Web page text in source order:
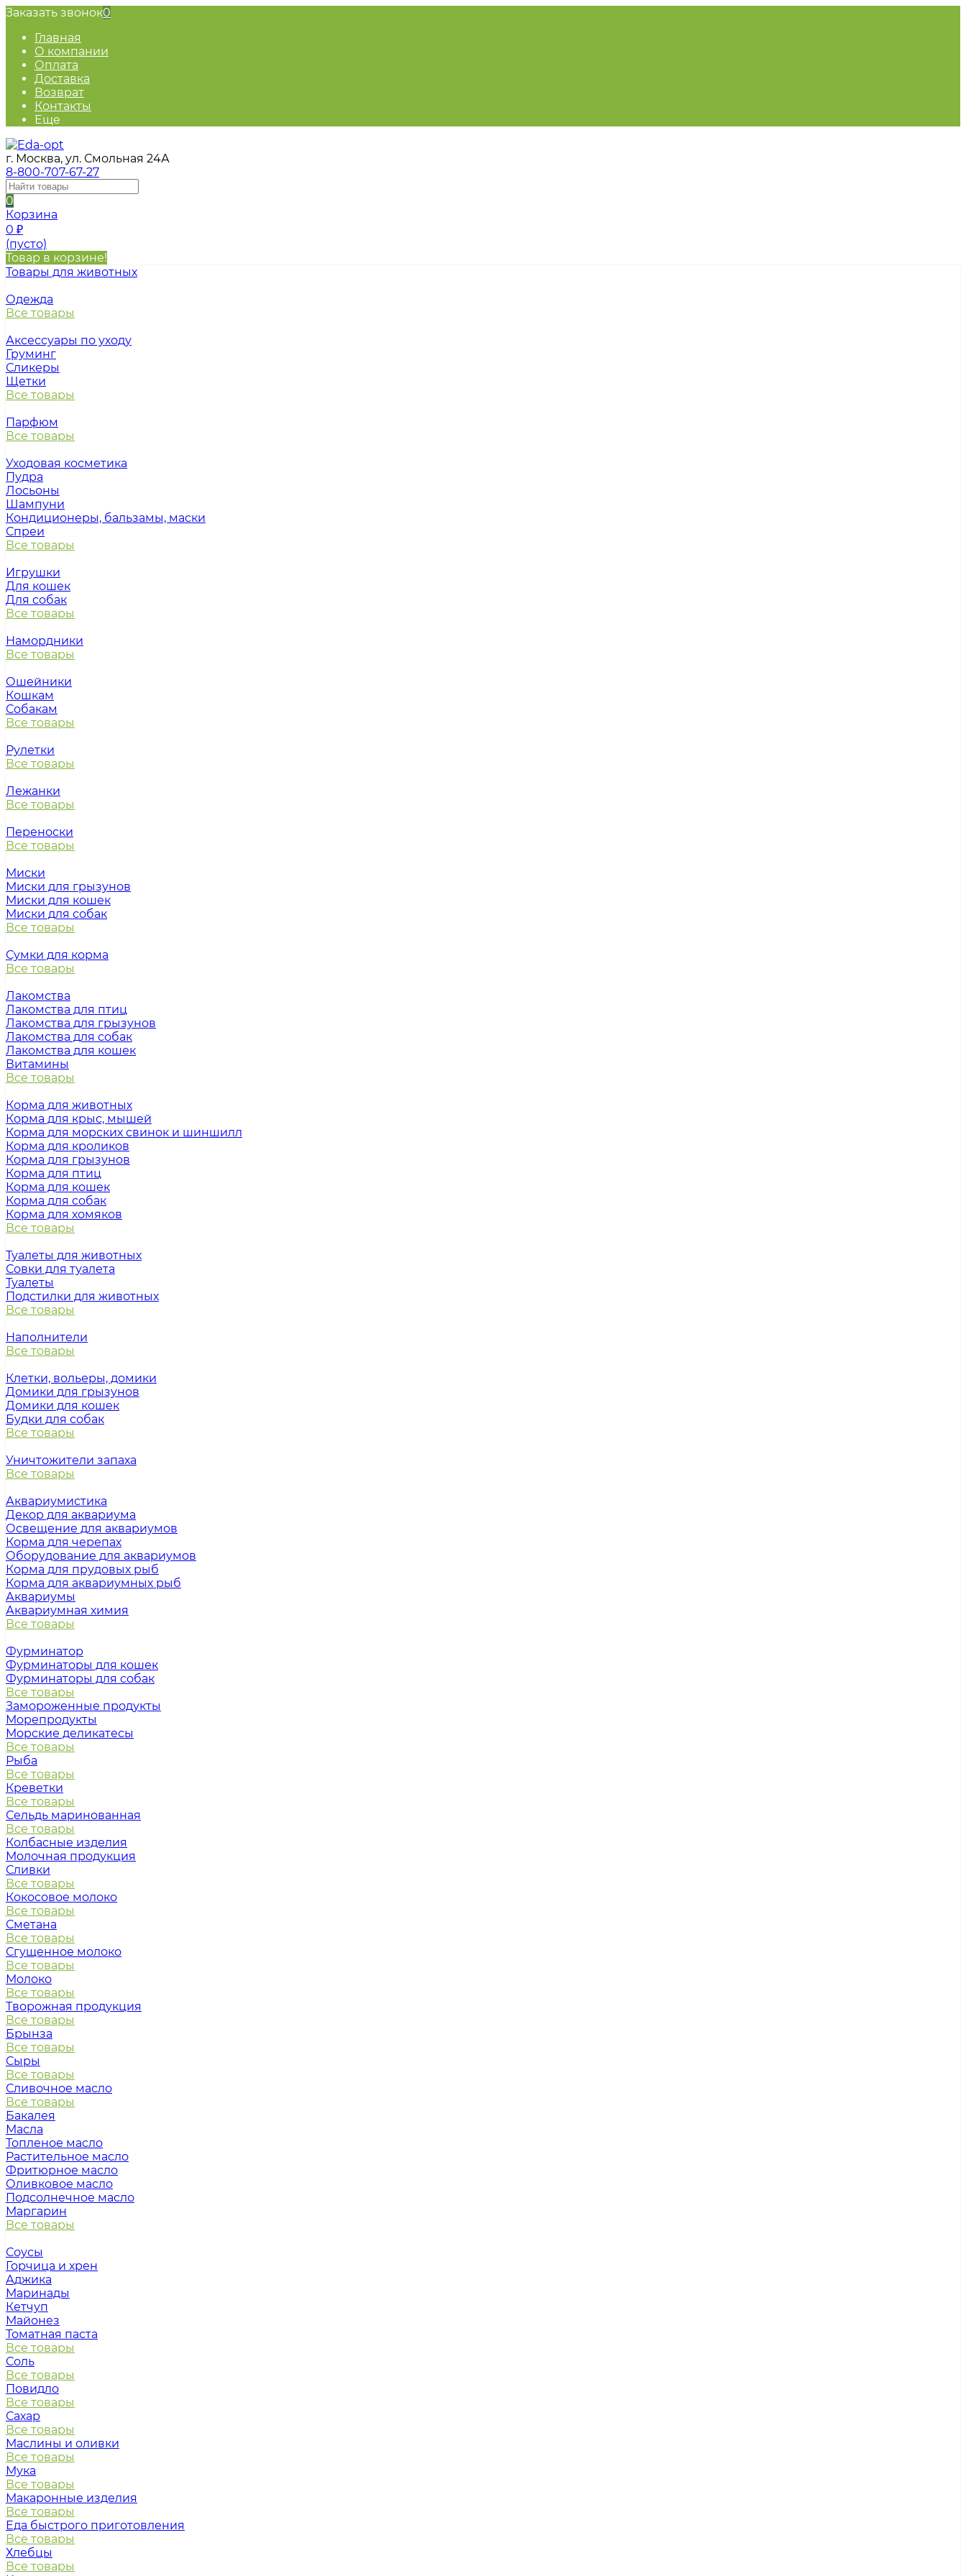
Заказать звонок0
Главная
О компании
Оплата
Доставка
Возврат
Контакты
Еще
г. Москва, ул. Смольная 24А
8-800-707-67-27
0
Корзина
0 ₽
(пусто)
Товар в корзине!
Товары для животных
Одежда
Все товары
Аксессуары по уходу
Груминг
Сликеры
Щетки
Все товары
Парфюм
Все товары
Уходовая косметика
Пудра
Лосьоны
Шампуни
Кондиционеры, бальзамы, маски
Спреи
Все товары
Игрушки
Для кошек
Для собак
Все товары
Намордники
Все товары
Ошейники
Кошкам
Собакам
Все товары
Рулетки
Все товары
Лежанки
Все товары
Переноски
Все товары
Миски
Миски для грызунов
Миски для кошек
Миски для собак
Все товары
Сумки для корма
Все товары
Лакомства
Лакомства для птиц
Лакомства для грызунов
Лакомства для собак
Лакомства для кошек
Витамины
Все товары
Корма для животных
Корма для крыс, мышей
Корма для морских свинок и шиншилл
Корма для кроликов
Корма для грызунов
Корма для птиц
Корма для кошек
Корма для собак
Корма для хомяков
Все товары
Туалеты для животных
Совки для туалета
Туалеты
Подстилки для животных
Все товары
Наполнители
Все товары
Клетки, вольеры, домики
Домики для грызунов
Домики для кошек
Будки для собак
Все товары
Уничтожители запаха
Все товары
Аквариумистика
Декор для аквариума
Освещение для аквариумов
Корма для черепах
Оборудование для аквариумов
Корма для прудовых рыб
Корма для аквариумных рыб
Аквариумы
Аквариумная химия
Все товары
Фурминатор
Фурминаторы для кошек
Фурминаторы для собак
Все товары
Замороженные продукты
Морепродукты
Морские деликатесы
Все товары
Рыба
Все товары
Креветки
Все товары
Сельдь маринованная
Все товары
Колбасные изделия
Молочная продукция
Сливки
Все товары
Кокосовое молоко
Все товары
Сметана
Все товары
Сгущенное молоко
Все товары
Молоко
Все товары
Творожная продукция
Все товары
Брынза
Все товары
Сыры
Все товары
Сливочное масло
Все товары
Бакалея
Масла
Топленое масло
Растительное масло
Фритюрное масло
Оливковое масло
Подсолнечное масло
Маргарин
Все товары
Соусы
Горчица и хрен
Аджика
Маринады
Кетчуп
Майонез
Томатная паста
Все товары
Соль
Все товары
Повидло
Все товары
Сахар
Все товары
Маслины и оливки
Все товары
Мука
Все товары
Макаронные изделия
Все товары
Еда быстрого приготовления
Все товары
Хлебцы
Все товары